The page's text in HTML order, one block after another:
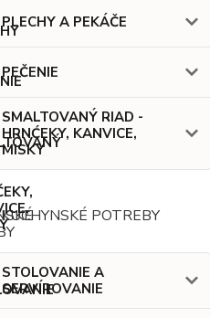
PLECHY A PEKÁČE
PEČENIE
SMALTOVANÝ RIAD -
HRNĆEKY, KANVICE,
MISKY
KUCHYNSKÉ POTREBY
STOLOVANIE A
SERVÍROVANIE